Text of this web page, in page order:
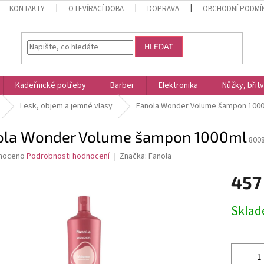
KONTAKTY OTEVÍRACÍ DOBA DOPRAVA OBCHODNÍ
HLEDAT
Kadeřnické potřeby Barber Elektronika Nůžky,
Lesk, objem a jemné vlasy Fanola Wonder Volume šampon
Wonder Volume šampon 1000ml
Podrobnosti hodnocení Značka: Fanola
457
cena: